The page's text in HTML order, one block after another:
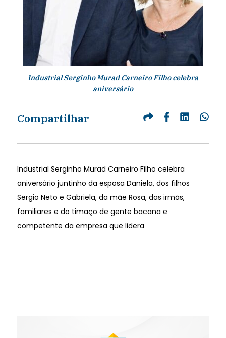
Industrial Serginho Murad Carneiro Filho celebra
aniversário
Compartilhar
Industrial Serginho Murad Carneiro Filho celebra
aniversário juntinho da esposa Daniela, dos filhos
Sergio Neto e Gabriela, da mãe Rosa, das irmãs,
familiares e do timaço de gente bacana e
competente da empresa que lidera